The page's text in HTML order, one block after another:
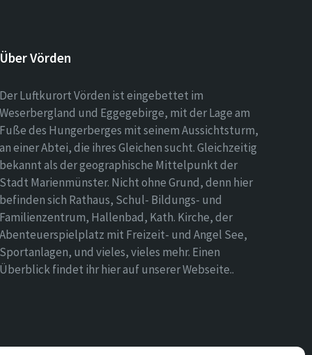
Über Vörden
Der Luftkurort Vörden ist eingebettet im
Weserbergland und Eggegebirge, mit der Lage am
Fuße des Hungerberges mit seinem Aussichtsturm,
an einer Abtei, die ihres Gleichen sucht. Gleichzeitig
bekannt als der geographische Mittelpunkt der
Stadt Marienmünster. Nicht ohne Grund, denn hier
befinden sich Rathaus, Schul- Bildungs- und
Familienzentrum, Hallenbad, Kath. Kirche, der
Abenteuerspielplatz mit Freizeit- und Angel See,
Sportanlagen, und vieles, vieles mehr. Einen
Überblick findet ihr hier auf unserer Webseite..